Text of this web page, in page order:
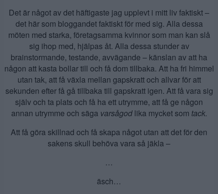
Det är något av det häftigaste jag upplevt i mitt liv faktiskt –
det här som bloggandet faktiskt för med sig. Alla dessa
möten med starka, företagsamma kvinnor som man kan slå
sig ihop med, hjälpas åt. Alla dessa stunder av
brainstormande, testande, avvägande – känslan av att ha
någon att kasta bollar till och få dom tillbaka. Att ha fri himmel
utan tak, att få växla mellan gapskratt och allvar för att
sekunden efter få gå tillbaka till gapskratt igen. Att få vara sig
själv och ta plats och få ha ett utrymme, att få ge någon
annan utrymme och säga varsågodlika mycket som tack.
Att få göra skillnad och få skapa något utan att det för den
sakens skull behöva vara så jäkla –
…
äsch…